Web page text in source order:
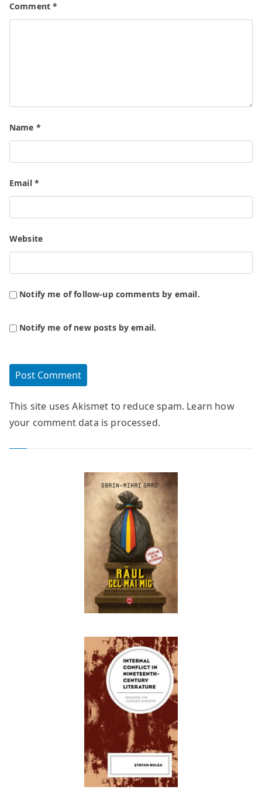
Comment*
Name *
Email *
Website
Notify me of follow-up comments by email.
Notify me of new posts by email.
This site uses Akismet to reduce spam. Learn how
your comment data is processed.